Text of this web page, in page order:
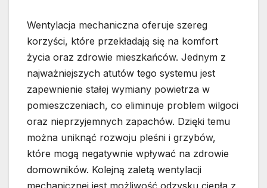
Wentylacja mechaniczna oferuje szereg
korzyści, które przekładają się na komfort
życia oraz zdrowie mieszkańców. Jednym z
najważniejszych atutów tego systemu jest
zapewnienie stałej wymiany powietrza w
pomieszczeniach, co eliminuje problem wilgoci
oraz nieprzyjemnych zapachów. Dzięki temu
można uniknąć rozwoju pleśni i grzybów,
które mogą negatywnie wpływać na zdrowie
domowników. Kolejną zaletą wentylacji